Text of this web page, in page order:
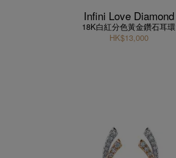
Infini Love Diamond
18K白紅分色黃金鑽石耳環
HK$13,000